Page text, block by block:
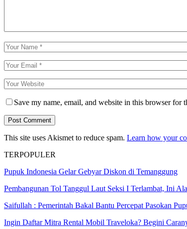
Save my name, email, and website in this browser for
This site uses Akismet to reduce spam. Learn how your
TERPOPULER
Pupuk Indonesia Gelar Gebyar Diskon di Temanggung
Pembangunan Tol Tanggul Laut Seksi I Terlambat, Ini
Saifullah : Pemerintah Bakal Bantu Percepat Pasokan
Ingin Daftar Mitra Rental Mobil Traveloka? Begini